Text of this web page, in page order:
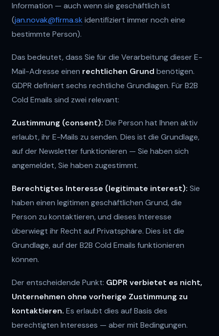
Information — auch wenn sie geschäftlich ist
(jan.novak@firma.sk identifiziert immer noch eine
bestimmte Person).
Das bedeutet, dass Sie für die Verarbeitung dieser E-
Mail-Adresse einen rechtlichen Grund benötigen.
GDPR definiert sechs rechtliche Grundlagen. Für B2B
Cold Emails sind zwei relevant:
Zustimmung (consent): Die Person hat Ihnen aktiv
erlaubt, ihr E-Mails zu senden. Dies ist die Grundlage,
auf der Newsletter funktionieren — Sie haben sich
angemeldet, Sie haben zugestimmt.
Berechtigtes Interesse (legitimate interest): Sie
haben einen legitimen geschäftlichen Grund, die
Person zu kontaktieren, und dieses Interesse
überwiegt ihr Recht auf Privatsphäre. Dies ist die
Grundlage, auf der B2B Cold Emails funktionieren
können.
Der entscheidende Punkt: GDPR verbietet es nicht,
Unternehmen ohne vorherige Zustimmung zu
kontaktieren. Es erlaubt dies auf Basis des
berechtigten Interesses — aber mit Bedingungen.